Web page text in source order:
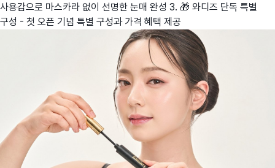
사용감으로 마스카라 없이 선명한 눈매 완성 3. 🎁 와디즈 단독 특별
구성 - 첫 오픈 기념 특별 구성과 가격 혜택 제공